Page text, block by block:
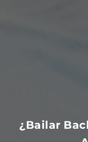
¿Bailar